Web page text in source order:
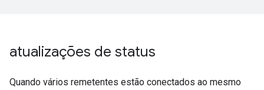
atualizações de status
Quando vários remetentes estão conectados ao mesmo